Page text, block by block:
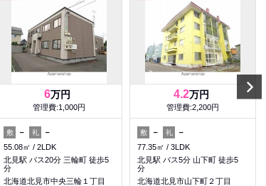
6万円
管理費:1,000円
敷 － 礼
－
55.08㎡
2LDK
北見駅 バス20分 三輪町 徒歩5
分
北海道北見市中央三輪１丁目
4.2万円
管理費:2,200円
敷 － 礼
－
77.35㎡
3LDK
北見駅 バス5分 山下町 徒歩5
分
北海道北見市山下町２丁目